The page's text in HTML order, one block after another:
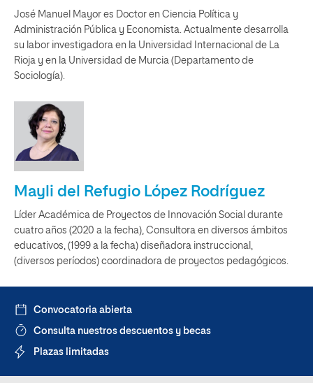
José Manuel Mayor es Doctor en Ciencia Política y
Administración Pública y Economista. Actualmente desarrolla
su labor investigadora en la Universidad Internacional de La
Rioja y en la Universidad de Murcia (Departamento de
Sociología).
Mayli del Refugio López Rodríguez
Líder Académica de Proyectos de Innovación Social durante
cuatro años (2020 a la fecha), Consultora en diversos ámbitos
educativos, (1999 a la fecha) diseñadora instruccional,
(diversos períodos) coordinadora de proyectos pedagógicos.
Convocatoria abierta
Consulta nuestros descuentos y becas
Plazas limitadas